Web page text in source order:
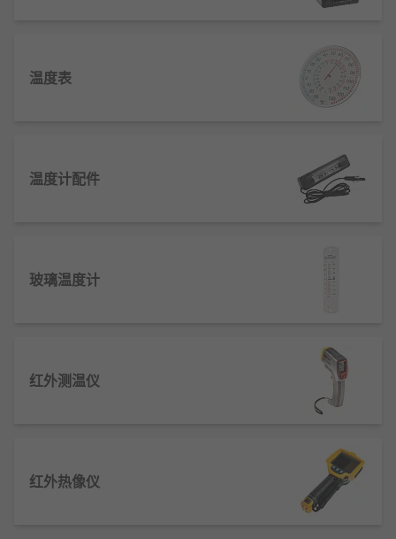
的冷热点， 或者它们可以检测电路板上的热
- 连接到测量设备， 例如数字温度计
或恒温器。探头可测量其所在区域的温度， 然
常为红色或银色。随着温度升高， 水银沿玻璃
类型：Drywell校准仪、 RTD 校准仪和热电偶
校准仪。
温度测量设备用于工业生产线，确保产品加工
在适宜的温度范围内。
环境监测中，温度测量设备用于记录气候变
化，保护生态安全。
温度表
温度计配件
玻璃温度计
红外测温仪
红外热像仪